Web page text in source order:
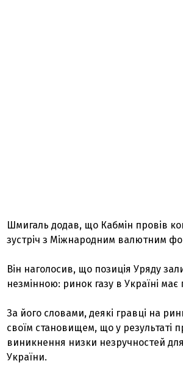
Шмигаль додав, що Кабмін провів
зустріч з Міжнародним валютним
Він наголосив, що позиція Уряду
незмінною: ринок газу в Україні
За його словами, деякі гравці на
своїм становищем, що у результаті
виникнення низки незручностей
України.